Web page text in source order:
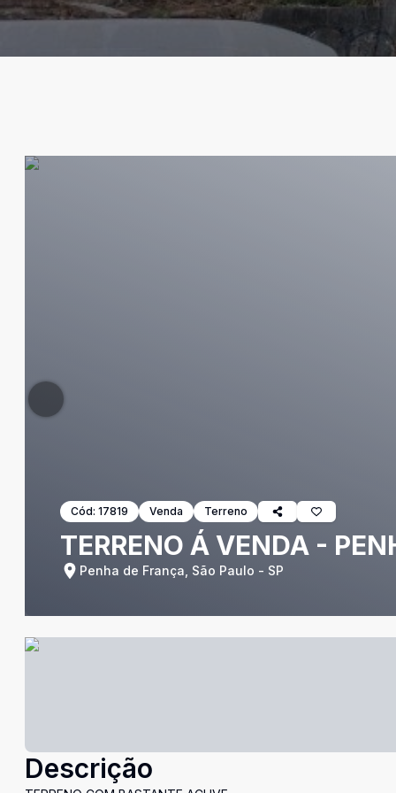
Cód: 17819 Venda Terreno
TERRENO Á VENDA -
Penha de França, São Paulo - SP
Descrição